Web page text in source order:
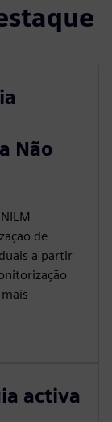
Não
de
a partir
activa